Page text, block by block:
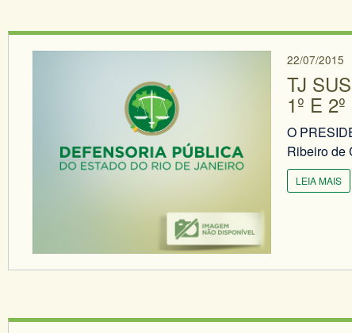
22/07/2015
TJ
1º E
O
Ribeiro de
LEIA MAIS